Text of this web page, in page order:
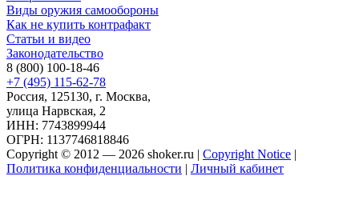
Виды оружия самообороны
Как не купить контрафакт
Статьи и видео
Законодательство
8 (800) 100-18-46
+7 (495) 115-62-78
Россия, 125130, г. Москва,
улица Нарвская, 2
ИНН: 7743899944
ОГРН: 1137746818846
Copyright © 2012 — 2026 shoker.ru | Copyright Notice |
Политика конфиденциальности | Личный кабинет